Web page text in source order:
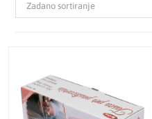
Zadano sortiranje